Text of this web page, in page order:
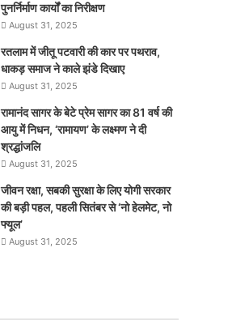
पुनर्निर्माण कार्यों का निरीक्षण
August 31, 2025
रतलाम में जीतू पटवारी की कार पर पथराव,
धाकड़ समाज ने काले झंडे दिखाए
August 31, 2025
रामानंद सागर के बेटे प्रेम सागर का 81 वर्ष की
आयु में निधन, ‘रामायण’ के लक्ष्मण ने दी
श्रद्धांजलि
August 31, 2025
जीवन रक्षा, सबकी सुरक्षा के लिए योगी सरकार
की बड़ी पहल, पहली सितंबर से ‘नो हेलमेट, नो
फ्यूल’
August 31, 2025